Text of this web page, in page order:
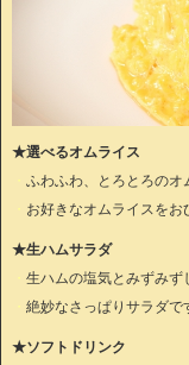
★選べるオムライス
・ ふわふわ、とろとろの
・ お好きなオムライスをお
★生ハムサラダ
・ 生ハムの塩気とみずみ
・ 絶妙なさっぱりサラダで
★ソフトドリンク